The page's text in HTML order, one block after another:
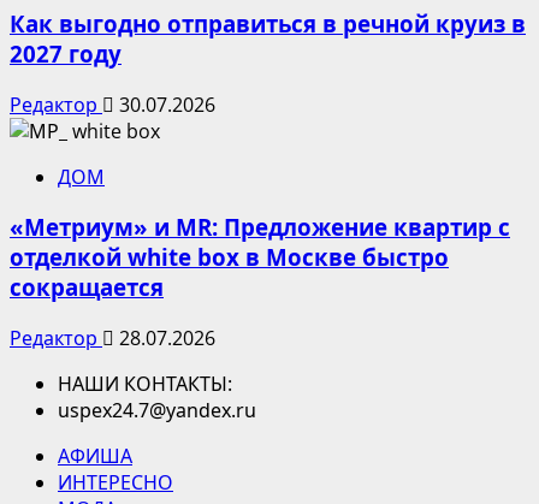
Как выгодно отправиться в речной круиз в
2027 году
Редактор 30.07.2026
ДОМ
«Метриум» и MR: Предложение квартир с
отделкой white box в Москве быстро
сокращается
Редактор
28.07.2026
НАШИ КОНТАКТЫ:
uspex24.7@yandex.ru
АФИША
ИНТЕРЕСНО